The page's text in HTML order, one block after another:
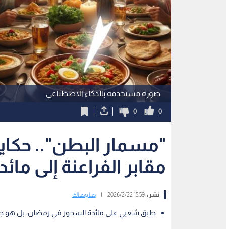
صورة مستخدمة بالذكاء الاصطناعي
0
0
"مسمار البطن"..
مقابر الفراعنة إلى
نشر :15:59 2026/2/22 هنا وهناك
طبق شعبي على مائدة السحور في رمضان، بل هو